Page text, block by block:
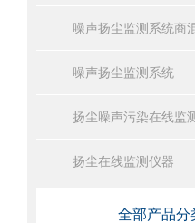
噪声扬尘监测系统商
噪声扬尘监测系统
扬尘噪声污染在线监
扬尘在线监测仪器
全部产品分